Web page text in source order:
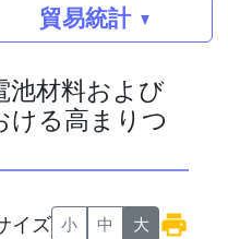
貿易統計
池材料および
ける高まりつ
イズ 小 中 大